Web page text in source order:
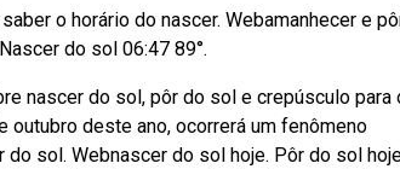
o horário do nascer. Webamanhecer e
do sol 06:47 89°.
nascer do sol, pôr do sol e crepúsculo para
outubro deste ano, ocorrerá um fenômeno
sol. Webnascer do sol hoje. Pôr do sol